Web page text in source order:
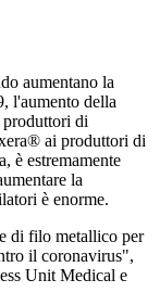
aumentano la
l'aumento della
produttori di
ai produttori di
è estremamente
la
è enorme.
di filo metallico per
il coronavirus",
Unit Medical e